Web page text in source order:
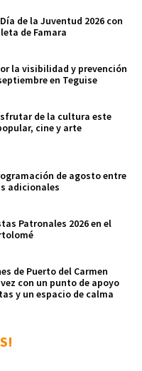
de la Juventud 2026 con
de Famara
la visibilidad y prevención
en Teguise
de la cultura este
cine y arte
de agosto entre
adicionales
Patronales 2026 en el
de Puerto del Carmen
con un punto de apoyo
y un espacio de calma